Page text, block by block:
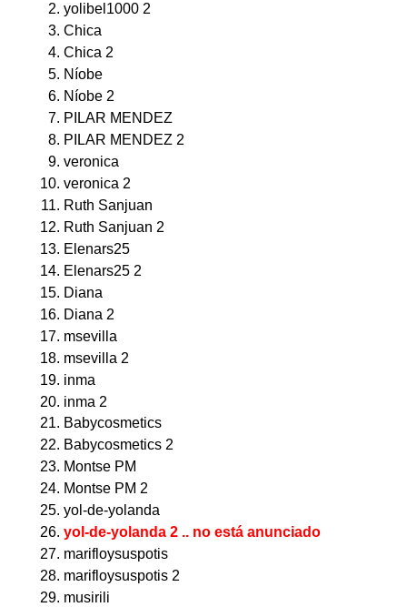
yolibel1000 2
Chica
Chica 2
Níobe
Níobe 2
PILAR MENDEZ
PILAR MENDEZ 2
veronica
veronica 2
Ruth Sanjuan
Ruth Sanjuan 2
Elenars25
Elenars25 2
Diana
Diana 2
msevilla
msevilla 2
inma
inma 2
Babycosmetics
Babycosmetics 2
Montse PM
Montse PM 2
yol-de-yolanda
yol-de-yolanda 2 .. no está anunciado
marifloysuspotis
marifloysuspotis 2
musirili